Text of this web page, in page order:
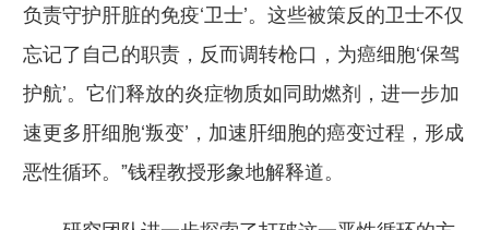
负责守护肝脏的免疫‘卫士’。这些被策反的卫士不仅
忘记了自己的职责，反而调转枪口，为癌细胞‘保驾
护航’。它们释放的炎症物质如同助燃剂，进一步加
速更多肝细胞‘叛变’，加速肝细胞的癌变过程，形成
恶性循环。”钱程教授形象地解释道。